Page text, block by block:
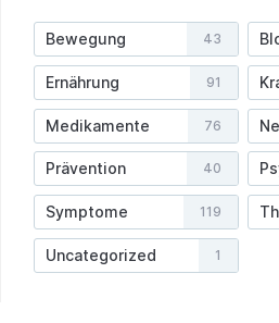
Bewegung 43
Ernährung 91
Medikamente 76
Prävention 40
Symptome 119
Uncategorized 1